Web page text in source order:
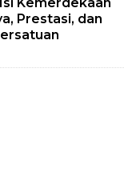
Prestasi, dan